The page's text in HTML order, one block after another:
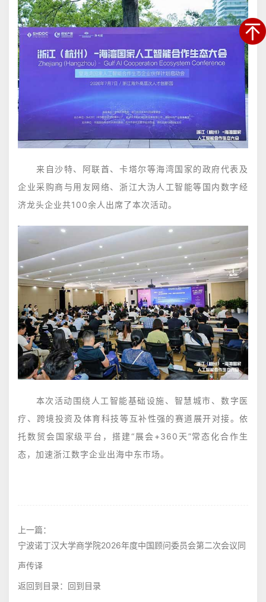
来自沙特、阿联酋、卡塔尔等海湾国家的政府代表及
企业采购商与用友网络、浙江大沩人工智能等国内数字经
济龙头企业共100余人出席了本次活动。
本次活动围绕‌人工智能基础设施‌、‌智慧城市‌、‌数字医
疗‌、‌跨境投资‌及‌体育科技‌等互补性强的赛道展开对接。依
托数贸会国家级平台，搭建“展会+360天”常态化合作生
态，加速浙江数字企业出海中东市场。‌‌
上一篇：
宁波诺丁汉大学商学院2026年度中国顾问委员会第二次会议同
声传译
返回到目录： 回到目录